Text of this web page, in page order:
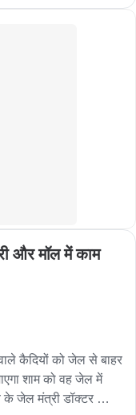
और मॉल में काम
कैदियों को जेल से बाहर
शाम को वह जेल में
के जेल मंत्री डॉक्टर